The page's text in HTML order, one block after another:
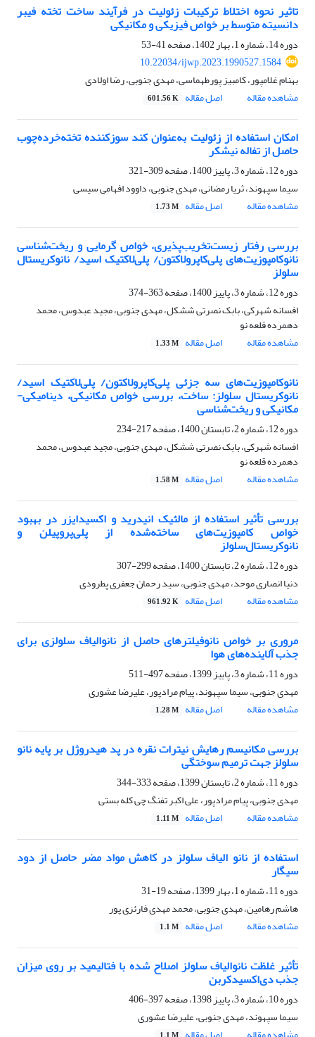
تاثیر نحوه اختلاط ترکیبات زئولیت در فرآیند ساخت تخته فیبر
دانسیته متوسط بر خواص فیزیکی و مکانیکی
دوره 14، شماره 1، بهار 1402، صفحه
41-53
10.22034/ijwp.2023.1990527.1584
بهنام غلامپور، کامبیز پورطهماسی، مهدی جنوبی، رضا اولادی
مشاهده مقاله
اصل مقاله 601.56 K
امکان استفاده از زئولیت به‌عنوان کند سوزکننده تخته‌خرده‌چوب
حاصل از تفاله نیشکر
دوره 12، شماره 3، پاییز 1400، صفحه
309-321
سیما سپهوند، ثریا رمضانی، مهدی جنوبی، داوود افهامی سیسی
مشاهده مقاله
اصل مقاله 1.73 M
بررسی رفتار زیست‌تخریب‌پذیری، خواص گرمایی و ریخت‌شناسی
نانوکامپوزیت‌های پلی‌کاپرولاکتون/ پلی‌لاکتیک اسید/ نانوکریستال
سلولز
دوره 12، شماره 3، پاییز 1400، صفحه
363-374
افسانه شهرکی، بابک نصرتی ششکل، مهدی جنوبی، مجید عبدوس، محمد
دهمرده قلعه نو
مشاهده مقاله
اصل مقاله 1.33 M
نانوکامپوزیت‌های سه جزئی پلی‌کاپرولاکتون/ پلی‌لاکتیک اسید/
نانوکریستال سلولز: ساخت، بررسی خواص مکانیکی، دینامیکی-
مکانیکی و ریخت‌شناسی
دوره 12، شماره 2، تابستان 1400، صفحه
217-234
افسانه شهرکی، بابک نصرتی ششکل، مهدی جنوبی، مجید عبدوس، محمد
دهمرده قلعه نو
مشاهده مقاله
اصل مقاله 1.58 M
بررسی تأثیر استفاده از مالئیک انیدرید و اکسیدایزر در بهبود
خواص کامپوزیت‌های ساخته‌شده از پلی‌پروپیلن و
نانوکریستال‌سلولز
دوره 12، شماره 2، تابستان 1400، صفحه
299-307
دنیا انصاری موحد، مهدی جنوبی، سید رحمان جعفری پطرودی
مشاهده مقاله
اصل مقاله 961.92 K
مروری بر خواص نانوفیلترهای حاصل از نانوالیاف سلولزی برای
جذب آلاینده‌های هوا
دوره 11، شماره 3، پاییز 1399، صفحه
497-511
مهدی جنوبی، سیما سپهوند، پیام مرادپور، علیرضا عشوری
مشاهده مقاله
اصل مقاله 1.28 M
بررسی مکانیسم رهایش نیترات نقره در پد هیدروژل بر پایه نانو
سلولز جهت ترمیم سوختگی
دوره 11، شماره 2، تابستان 1399، صفحه
333-344
مهدی جنوبی، پیام مرادپور، علی اکبر تفنگ چی کله بستی
مشاهده مقاله
اصل مقاله 1.11 M
استفاده از نانو الیاف سلولز در کاهش مواد مضر حاصل از دود
سیگار
دوره 11، شماره 1، بهار 1399، صفحه
19-31
هاشم رهامین، مهدی جنوبی، محمد مهدی فارئزی پور
مشاهده مقاله
اصل مقاله 1.1 M
تأثیر غلظت نانوالیاف سلولز اصلاح شده با فتالیمید بر روی میزان
جذب دی‌اکسیدکربن
دوره 10، شماره 3، پاییز 1398، صفحه
397-406
سیما سپهوند، مهدی جنوبی، علیرضا عشوری